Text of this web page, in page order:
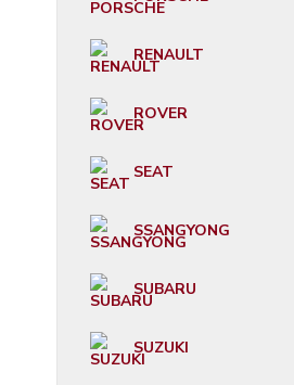
RENAULT
ROVER
SEAT
SSANGYONG
SUBARU
SUZUKI